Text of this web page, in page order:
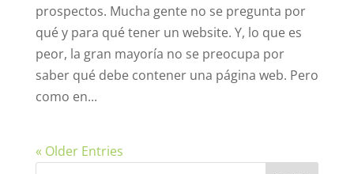
prospectos. Mucha gente no se pregunta por
qué y para qué tener un website. Y, lo que es
peor, la gran mayoría no se preocupa por
saber qué debe contener una página web. Pero
como en...
« Older Entries